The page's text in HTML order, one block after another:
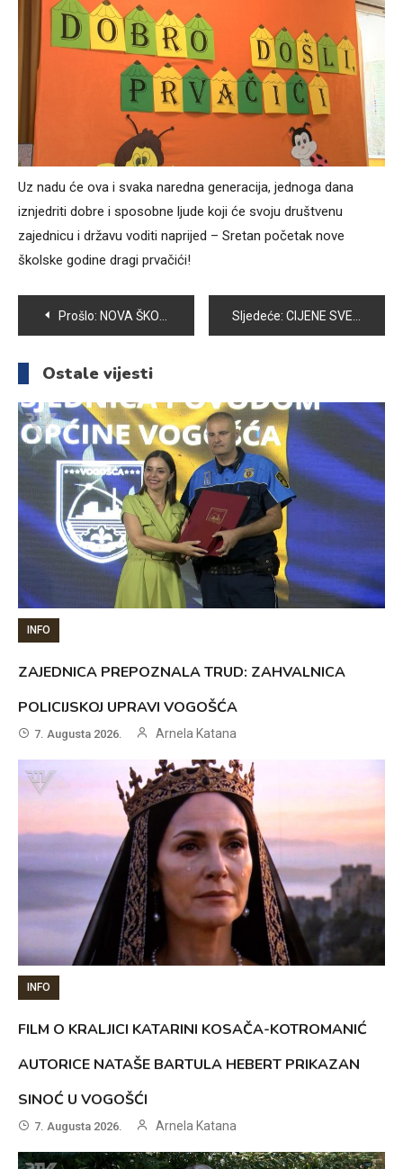
Uz nadu će ova i svaka naredna generacija, jednoga dana
iznjedriti dobre i sposobne ljude koji će svoju društvenu
zajednicu i državu voditi naprijed – Sretan početak nove
školske godine dragi prvačići!
Navigacija
članaka
Prošlo: NOVA ŠKOLSKA GODINA U VOGOŠĆI POČELA UZ VEĆE PRISUSTVO POLICIJE Sljedeće: CIJENE SVESKI I ŠKOLSKOG PRIBORA UGLAVNOM NA NIVOU PROŠLOGODIŠNJIH
Ostale vijesti
INFO
ZAJEDNICA PREPOZNALA TRUD: ZAHVALNICA
POLICIJSKOJ UPRAVI VOGOŠĆA
7. Augusta 2026. Arnela Katana
INFO
FILM O KRALJICI KATARINI KOSAČA-KOTROMANIĆ
AUTORICE NATAŠE BARTULA HEBERT PRIKAZAN
SINOĆ U VOGOŠĆI
7. Augusta 2026. Arnela Katana